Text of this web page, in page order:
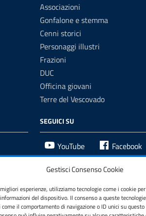
Gestisci Consenso Cookie
esperienze, utilizziamo tecnologie come i cookie
del dispositivo. Il consenso a queste
il comportamento di navigazione o ID unici su
Associazioni
Gonfalone e stemma
Cenni storici
Personaggi illustri
Frazioni
DUC
Officina giovani
Terre del Vescovado
SEGUICI SU
YouTube Facebook